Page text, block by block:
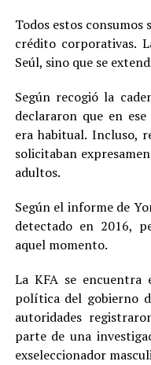
Todos estos consumos
crédito corporativas.
Seúl, sino que se
Según recogió la
declararon que en
era habitual. Incluso,
solicitaban
adultos.
Según el informe de
detectado en 2016,
aquel momento.
La KFA se
política del gobierno
autoridades
parte de una
exseleccionador